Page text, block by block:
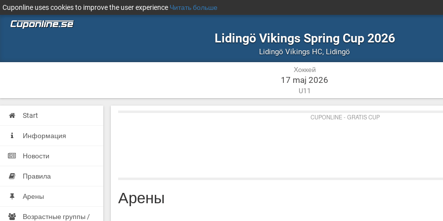
Cuponline uses cookies to improve the user experience Читать больше
Lidingö Vikings Spring Cup 2026
Lidingö Vikings HC, Хоккей
Lidingö
Хоккей
17 maj 2026
U11
Start
Информация
Новости
Правила
Арены
Возрастные группы /
CUPONLINE - GRATIS CUP
Арены